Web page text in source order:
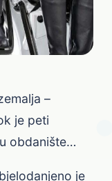
–
je peti
obdanište…
je